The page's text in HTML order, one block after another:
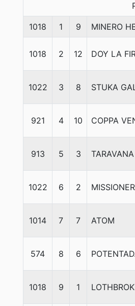
1018 1 9 MINERO
1018 2 12 DOY LA
1022 3 8 STUKA
921 4 10 COPPA
913 5 3 TARAVANA
1022 6 2
1014 7 7 ATOM
574 8 6
1018 9 1 LOTHBROK